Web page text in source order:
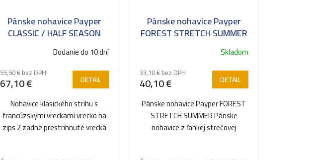
Pánske nohavice Payper
CLASSIC / HALF SEASON
Dodanie do 10 dní
55,50 € bez DPH
67,10 € DETAIL
Nohavice klasického strihu s
francúzskymi vreckami vrecko na
zips 2 zadné prestrihnuté vrecká
Pánske nohavice Payper
FOREST STRETCH SUMMER
Skladom
33,10 € bez DPH
40,10 € DETAIL
Pánske nohavice Payper FOREST
STRETCH SUMMER Pánske
nohavice z ľahkej strečovej